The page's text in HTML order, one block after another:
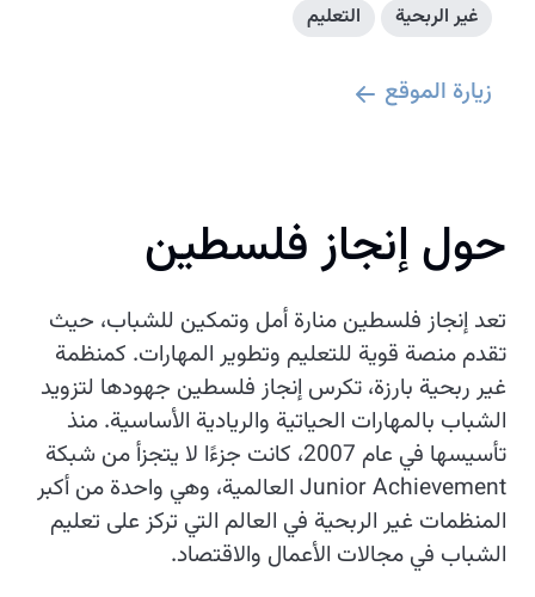
غير الربحية
التعليم
زيارة الموقع
حول إنجاز فلسطين
تعد إنجاز فلسطين منارة أمل وتمكين للشباب، حيث
تقدم منصة قوية للتعليم وتطوير المهارات. كمنظمة
غير ربحية بارزة، تكرس إنجاز فلسطين جهودها لتزويد
الشباب بالمهارات الحياتية والريادية الأساسية. منذ
تأسيسها في عام 2007، كانت جزءًا لا يتجزأ من شبكة
Junior Achievement العالمية، وهي واحدة من أكبر
المنظمات غير الربحية في العالم التي تركز على تعليم
الشباب في مجالات الأعمال والاقتصاد.